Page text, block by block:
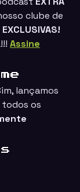
clube de
Assine
lançamos
todos os